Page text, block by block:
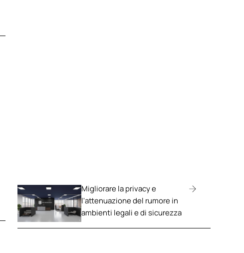
Migliorare la privacy e
l'attenuazione del rumore in
ambienti legali e di sicurezza